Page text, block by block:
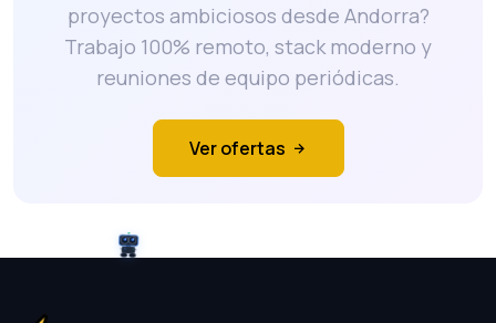
proyectos ambiciosos desde Andorra?
Trabajo 100% remoto, stack moderno y
reuniones de equipo periódicas.
Ver ofertas